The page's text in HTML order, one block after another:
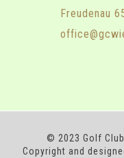
Freudenau
© 2023 Golf
Copyright and